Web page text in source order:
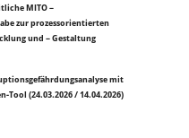
MITO –
zur prozessorientierten
und – Gestaltung
mit
Tool (24.03.2026 / 14.04.2026)